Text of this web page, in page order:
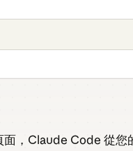
，Claude Code 從您